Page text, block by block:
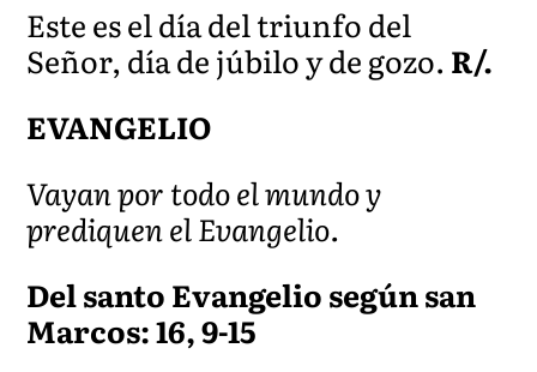
Este es el día del triunfo del
Señor, día de júbilo y de gozo. R/.
EVANGELIO
Vayan por todo el mundo y
prediquen el Evangelio.
Del santo Evangelio según san
Marcos: 16, 9-15